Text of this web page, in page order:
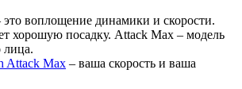
воплощение динамики и скорости.
хорошую посадку. Attack Max – модель
лица.
Attack Max – ваша скорость и ваша